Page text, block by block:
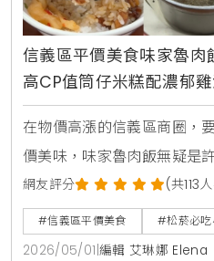
信義區平價美食味家魯
高CP值筒仔米糕配濃郁
百元吃飽
在物價高漲的信義區商圈，
價美味，味家魯肉飯無疑是
此，KiraKacha去啦！創辦
生命力往往藏在巷弄中的日
維持傳統工法的店鋪，不僅
網友評分 (共113
#信義區平價美食 #松菸必吃
2026/05/01 編輯 艾琳娜 Elena